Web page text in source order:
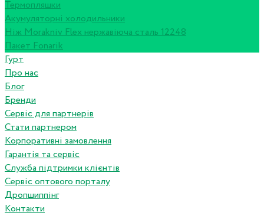
Термопляшки
Акумуляторні холодильники
Ніж Morakniv Flex нержавіюча сталь 12248
Пакет Fonarik
Гурт
Про нас
Блог
Бренди
Сервіс для партнерів
Стати партнером
Корпоративні замовлення
Гарантія та сервіс
Служба підтримки клієнтів
Сервіс оптового порталу
Дропшиппінг
Контакти